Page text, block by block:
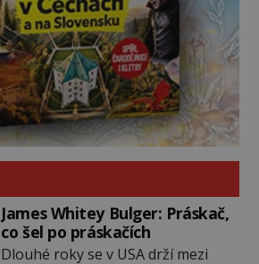
James Whitey Bulger: Práskač,
co šel po práskačích
Dlouhé roky se v USA drží mezi